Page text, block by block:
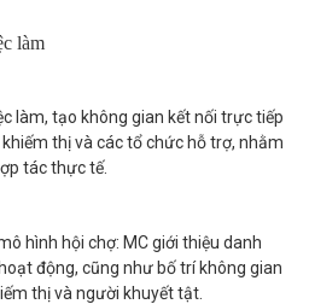
làm
làm, tạo không gian kết nối trực tiếp
thị và các tổ chức hỗ trợ, nhằm
tác thực tế.
hình hội chợ: MC giới thiệu danh
động, cũng như bố trí không gian
thị và người khuyết tật.